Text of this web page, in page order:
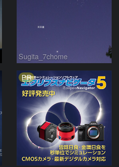
Sugita_7chome
PR